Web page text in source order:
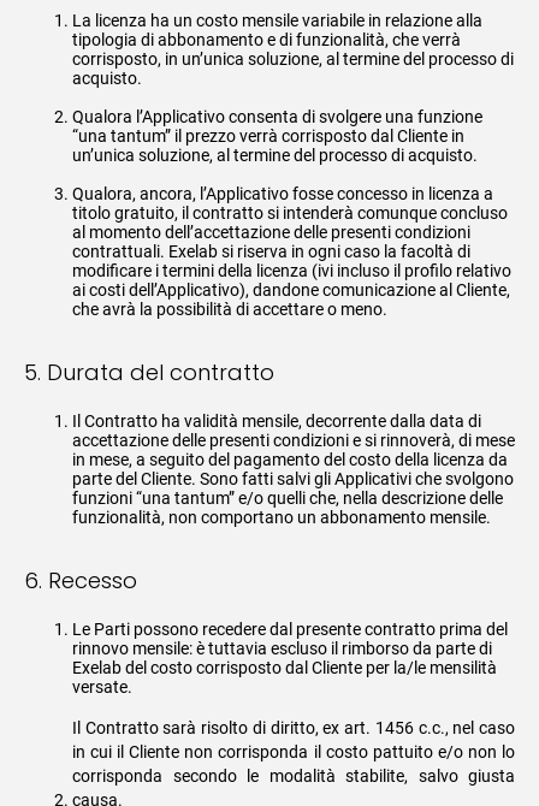
La licenza ha un costo mensile variabile in relazione alla
tipologia di abbonamento e di funzionalità, che verrà
corrisposto, in un’unica soluzione, al termine del processo di
acquisto.
Qualora l’Applicativo consenta di svolgere una funzione
“una tantum” il prezzo verrà corrisposto dal Cliente in
un’unica soluzione, al termine del processo di acquisto.
Qualora, ancora, l’Applicativo fosse concesso in licenza a
titolo gratuito, il contratto si intenderà comunque concluso
al momento dell’accettazione delle presenti condizioni
contrattuali. Exelab si riserva in ogni caso la facoltà di
modificare i termini della licenza (ivi incluso il profilo relativo
ai costi dell’Applicativo), dandone comunicazione al Cliente,
che avrà la possibilità di accettare o meno.
5. Durata del contratto
Il Contratto ha validità mensile, decorrente dalla data di
accettazione delle presenti condizioni e si rinnoverà, di mese
in mese, a seguito del pagamento del costo della licenza da
parte del Cliente. Sono fatti salvi gli Applicativi che svolgono
funzioni “una tantum” e/o quelli che, nella descrizione delle
funzionalità, non comportano un abbonamento mensile.
6. Recesso
Le Parti possono recedere dal presente contratto prima del
rinnovo mensile: è tuttavia escluso il rimborso da parte di
Exelab del costo corrisposto dal Cliente per la/le mensilità
versate.
Il Contratto sarà risolto di diritto, ex art. 1456 c.c., nel caso
in cui il Cliente non corrisponda il costo pattuito e/o non lo
corrisponda secondo le modalità stabilite, salvo giusta
causa.